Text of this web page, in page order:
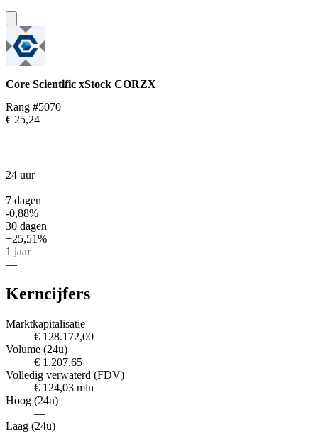
Core Scientific xStock CORZX
Rang #5070
€ 25,24
24 uur
—
7 dagen
-0,88%
30 dagen
+25,51%
1 jaar
—
Kerncijfers
Marktkapitalisatie
€ 128.172,00
Volume (24u)
€ 1.207,65
Volledig verwaterd (FDV)
€ 124,03 mln
Hoog (24u)
—
Laag (24u)